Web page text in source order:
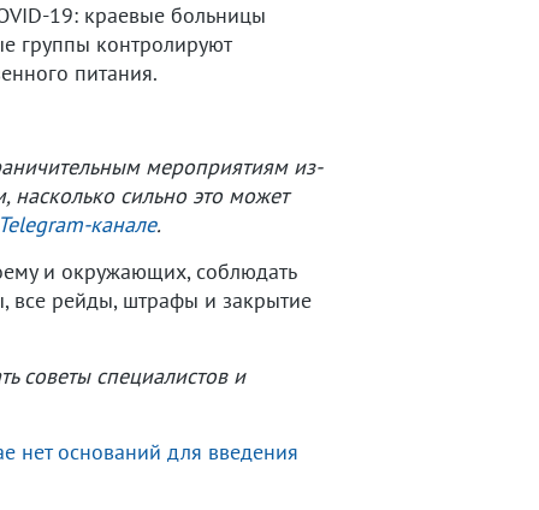
19: краевые больницы
группы контролируют
питания.
мероприятиям из-
сильно это может
Telegram-канале.
и окружающих, соблюдать
все рейды, штрафы и закрытие
советы специалистов и
нет оснований для введения